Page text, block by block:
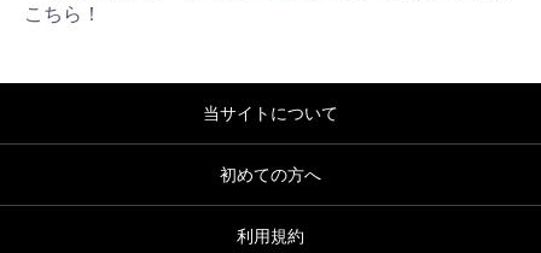
こちら！
当サイトについて
初めての方へ
利用規約